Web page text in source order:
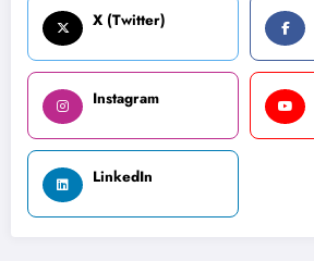
X (Twitter)
Instagram
LinkedIn